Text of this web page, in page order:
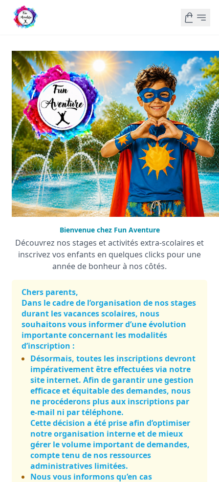
Bienvenue chez Fun Aventure
Découvrez nos stages et activités extra-scolaires et
inscrivez vos enfants en quelques clicks pour une
année de bonheur à nos côtés.
Chers parents,
Dans le cadre de l’organisation de nos stages
durant les vacances scolaires, nous
souhaitons vous informer d’une évolution
importante concernant les modalités
d’inscription :
Désormais, toutes les inscriptions devront
impérativement être effectuées via notre
site internet. Afin de garantir une gestion
efficace et équitable des demandes, nous
ne procéderons plus aux inscriptions par
e-mail ni par téléphone.
Cette décision a été prise afin d’optimiser
notre organisation interne et de mieux
gérer le volume important de demandes,
compte tenu de nos ressources
administratives limitées.
Nous vous informons qu’en cas